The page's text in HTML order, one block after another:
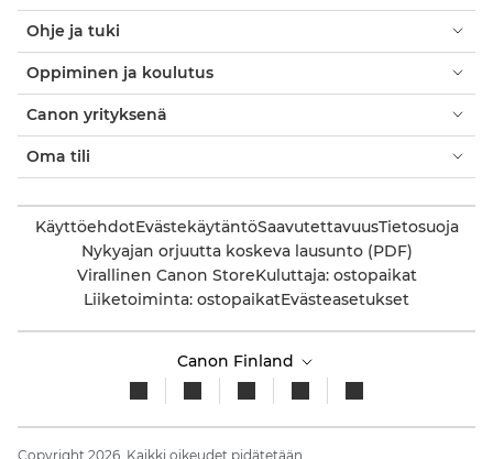
Ohje ja tuki
Oppiminen ja koulutus
Canon yrityksenä
Oma tili
KäyttöehdotEvästekäytäntöSaavutettavuusTietosuoja
Nykyajan orjuutta koskeva lausunto (PDF)
Virallinen Canon StoreKuluttaja: ostopaikat
Liiketoiminta: ostopaikatEvästeasetukset
Canon Finland
Copyright 2026. Kaikki oikeudet pidätetään.